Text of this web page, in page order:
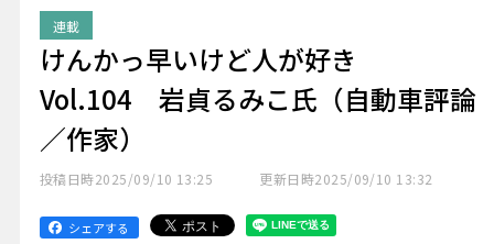
連載
けんかっ早いけど人が好き
Vol.104 岩貞るみこ氏（自動車評論
／作家）
投稿日時2025/09/10 13:25 更新日時2025/09/10 13:32
シェアする